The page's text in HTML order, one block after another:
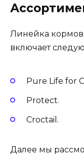
Линейка кормов
включает
Pure Life for
Protect.
Croctail.
Далее мы